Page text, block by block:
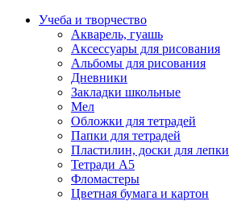
Учеба и творчество
Акварель, гуашь
Аксессуары для рисования
Альбомы для рисования
Дневники
Закладки школьные
Мел
Обложки для тетрадей
Папки для тетрадей
Пластилин, доски для лепки
Тетради А5
Фломастеры
Цветная бумага и картон